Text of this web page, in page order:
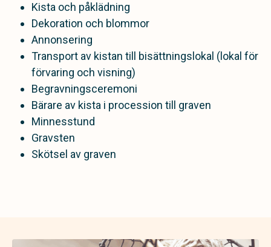
Kista och påklädning
Dekoration och blommor
Annonsering
Transport av kistan till bisättningslokal (lokal för
förvaring och visning)
Begravningsceremoni
Bärare av kista i procession till graven
Minnesstund
Gravsten
Skötsel av graven